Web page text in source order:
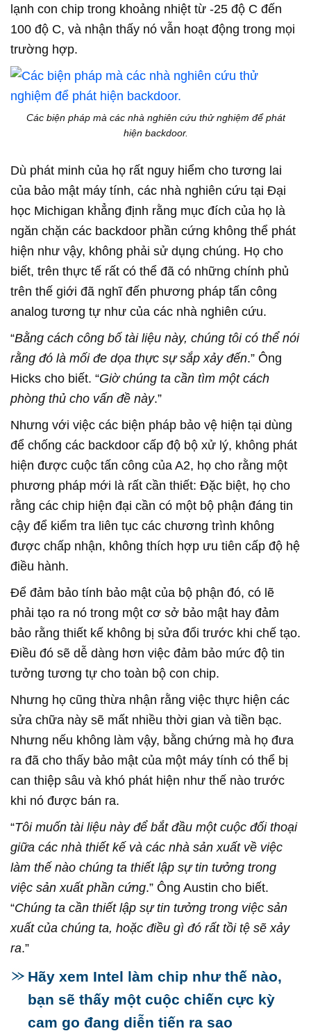
lạnh con chip trong khoảng nhiệt từ -25 độ C đến
100 độ C, và nhận thấy nó vẫn hoạt động trong mọi
trường hợp.
Các biện pháp mà các nhà nghiên cứu thử nghiệm để phát
hiện backdoor.
Dù phát minh của họ rất nguy hiểm cho tương lai
của bảo mật máy tính, các nhà nghiên cứu tại Đại
học Michigan khẳng định rằng mục đích của họ là
ngăn chặn các backdoor phần cứng không thể phát
hiện như vậy, không phải sử dụng chúng. Họ cho
biết, trên thực tế rất có thể đã có những chính phủ
trên thế giới đã nghĩ đến phương pháp tấn công
analog tương tự như của các nhà nghiên cứu.
“Bằng cách công bố tài liệu này, chúng tôi có thể nói
rằng đó là mối đe dọa thực sự sắp xảy đến.” Ông
Hicks cho biết. “Giờ chúng ta cần tìm một cách
phòng thủ cho vấn đề này.”
Nhưng với việc các biện pháp bảo vệ hiện tại dùng
để chống các backdoor cấp độ bộ xử lý, không phát
hiện được cuộc tấn công của A2, họ cho rằng một
phương pháp mới là rất cần thiết: Đặc biệt, họ cho
rằng các chip hiện đại cần có một bộ phận đáng tin
cậy để kiểm tra liên tục các chương trình không
được chấp nhận, không thích hợp ưu tiên cấp độ hệ
điều hành.
Để đảm bảo tính bảo mật của bộ phận đó, có lẽ
phải tạo ra nó trong một cơ sở bảo mật hay đảm
bảo rằng thiết kế không bị sửa đổi trước khi chế tạo.
Điều đó sẽ dễ dàng hơn việc đảm bảo mức độ tin
tưởng tương tự cho toàn bộ con chip.
Nhưng họ cũng thừa nhận rằng việc thực hiện các
sửa chữa này sẽ mất nhiều thời gian và tiền bạc.
Nhưng nếu không làm vậy, bằng chứng mà họ đưa
ra đã cho thấy bảo mật của một máy tính có thể bị
can thiệp sâu và khó phát hiện như thế nào trước
khi nó được bán ra.
“Tôi muốn tài liệu này để bắt đầu một cuộc đối thoại
giữa các nhà thiết kế và các nhà sản xuất về việc
làm thế nào chúng ta thiết lập sự tin tưởng trong
việc sản xuất phần cứng.” Ông Austin cho biết.
“Chúng ta cần thiết lập sự tin tưởng trong việc sản
xuất của chúng ta, hoặc điều gì đó rất tồi tệ sẽ xảy
ra.”
Hãy xem Intel làm chip như thế nào,
bạn sẽ thấy một cuộc chiến cực kỳ
cam go đang diễn tiến ra sao